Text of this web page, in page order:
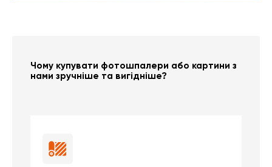
Чому купувати фотошпалери або картини з
нами зручніше та вигідніше?